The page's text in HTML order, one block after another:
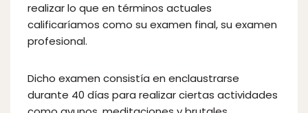
realizar lo que en términos actuales
calificaríamos como su examen final, su examen
profesional.
Dicho examen consistía en enclaustrarse
durante 40 días para realizar ciertas actividades